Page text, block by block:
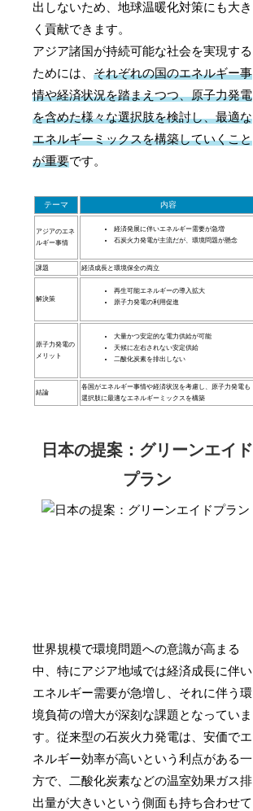
出しないため、地球温暖化対策にも大き
く貢献できます。
アジア諸国が持続可能な社会を実現する
ためには、それぞれの国のエネルギー事
情や経済状況を踏まえつつ、原子力発電
を含めた様々な選択肢を検討し、最適な
エネルギーミックスを構築していくこと
が重要です。
テーマ 内容
アジアのエネ
ルギー事情
経済発展に伴いエネルギー需要が急増
石炭火力発電が主流だが、環境問題が懸念
課題 経済成長と環境保全の両立
解決策
再生可能エネルギーの導入拡大
原子力発電の利用促進
原子力発電の
メリット
大量かつ安定的な電力供給が可能
天候に左右されない安定供給
二酸化炭素を排出しない
結論
各国がエネルギー事情や経済状況を考慮し、原子力発電も
選択肢に最適なエネルギーミックスを構築
日本の提案：グリーンエイド
プラン
世界規模で環境問題への意識が高まる
中、特にアジア地域では経済成長に伴い
エネルギー需要が急増し、それに伴う環
境負荷の増大が深刻な課題となっていま
す。従来型の石炭火力発電は、安価でエ
ネルギー効率が高いという利点がある一
方で、二酸化炭素などの温室効果ガス排
出量が大きいという側面も持ち合わせて